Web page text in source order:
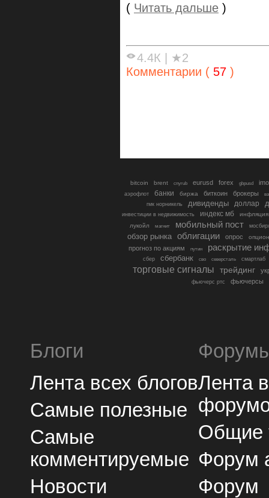
( Читать дальше )
4.4К
★2
Комментарии ( 57 )
bitcoin brent cnyrub eurusd forex gbpusd
аэрофлот банки биржа биткоин брокеры
гмк норникель
дивиденды доллар
инвестиции в недвижимость индекс мб
инфляция
лукойл
магнит мобильный пост
обзор рынка облигации опрос
прогноз по акциям путин раскрытие
сбер сбербанк сво северсталь смартлаб
торговые сигналы трейдинг
фьючерс ртс фьючерсы
Блоги
Лента всех блогов
Самые полезные
Самые
комментируемые
Новости
Лента
Общие
Форум
Форум